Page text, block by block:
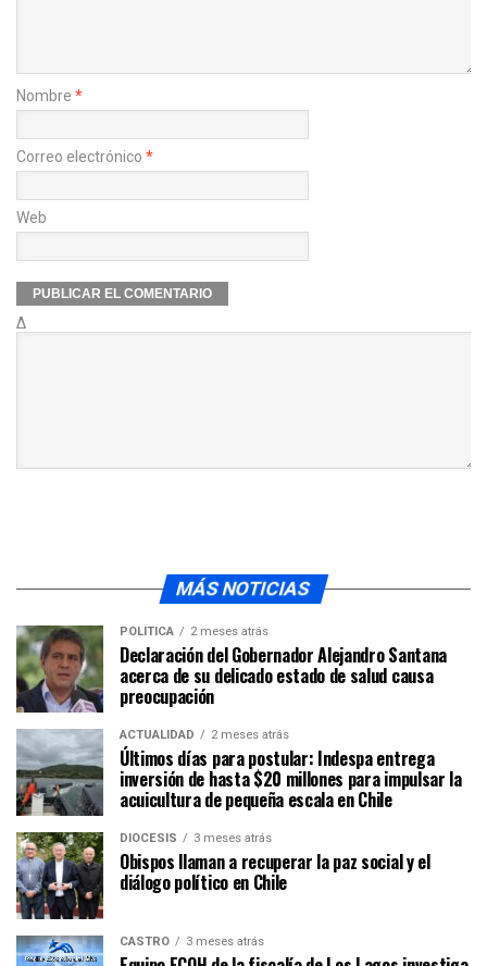
Nombre *
Correo electrónico *
Web
Δ
MÁS NOTICIAS
POLÍTICA 2 meses atrás
Declaración del Gobernador Alejandro Santana
acerca de su delicado estado de salud causa
preocupación
ACTUALIDAD 2 meses atrás
Últimos días para postular: Indespa entrega
inversión de hasta $20 millones para impulsar la
acuicultura de pequeña escala en Chile
DIÓCESIS 3 meses atrás
Obispos llaman a recuperar la paz social y el
diálogo político en Chile
CASTRO 3 meses atrás